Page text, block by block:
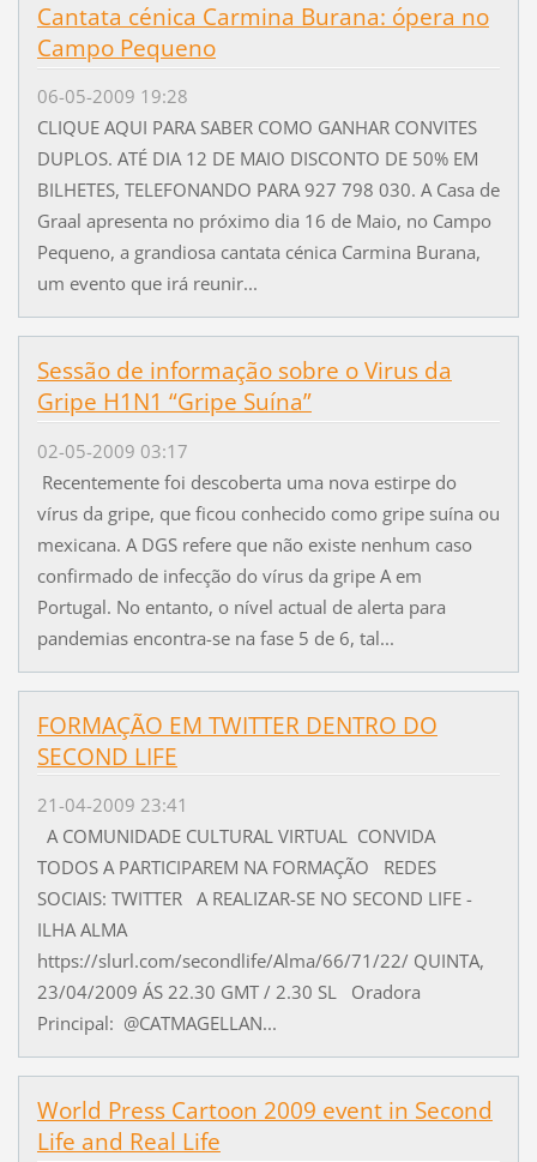
Cantata cénica Carmina Burana: ópera no
Campo Pequeno
06-05-2009 19:28
CLIQUE AQUI PARA SABER COMO GANHAR CONVITES
DUPLOS. ATÉ DIA 12 DE MAIO DISCONTO DE 50% EM
BILHETES, TELEFONANDO PARA 927 798 030. A Casa de
Graal apresenta no próximo dia 16 de Maio, no Campo
Pequeno, a grandiosa cantata cénica Carmina Burana,
um evento que irá reunir...
Sessão de informação sobre o Virus da
Gripe H1N1 “Gripe Suína”
02-05-2009 03:17
Recentemente foi descoberta uma nova estirpe do
vírus da gripe, que ficou conhecido como gripe suína ou
mexicana. A DGS refere que não existe nenhum caso
confirmado de infecção do vírus da gripe A em
Portugal. No entanto, o nível actual de alerta para
pandemias encontra-se na fase 5 de 6, tal...
FORMAÇÃO EM TWITTER DENTRO DO
SECOND LIFE
21-04-2009 23:41
A COMUNIDADE CULTURAL VIRTUAL CONVIDA
TODOS A PARTICIPAREM NA FORMAÇÃO REDES
SOCIAIS: TWITTER A REALIZAR-SE NO SECOND LIFE -
ILHA ALMA
https://slurl.com/secondlife/Alma/66/71/22/ QUINTA,
23/04/2009 ÁS 22.30 GMT / 2.30 SL Oradora
Principal: @CATMAGELLAN...
World Press Cartoon 2009 event in Second
Life and Real Life